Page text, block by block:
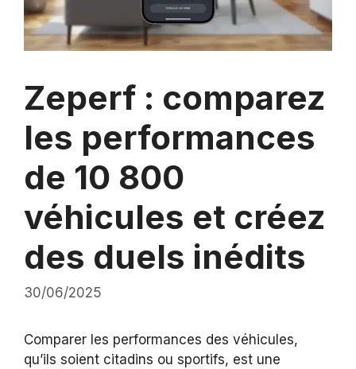
Zeperf : comparez
les performances
de 10 800
véhicules et créez
des duels inédits
30/06/2025
Comparer les performances des véhicules,
qu’ils soient citadins ou sportifs, est une